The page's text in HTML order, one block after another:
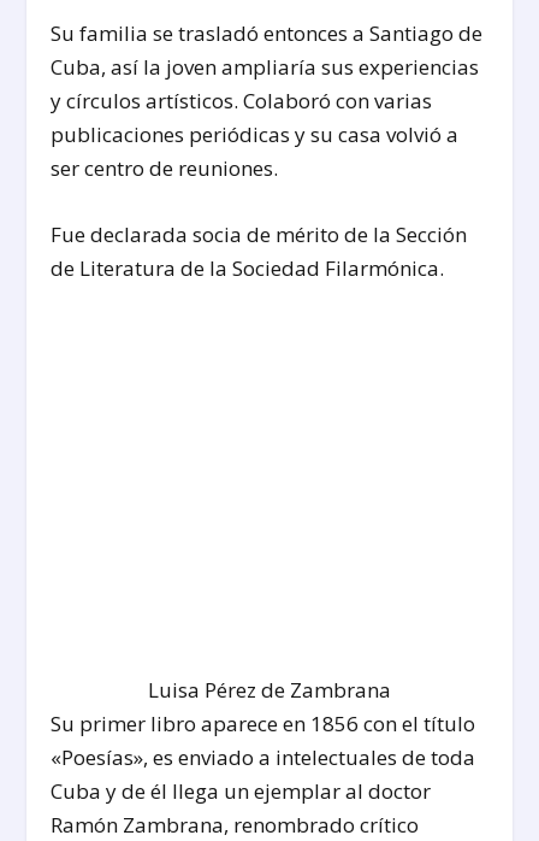
Su familia se trasladó entonces a Santiago de
Cuba, así la joven ampliaría sus experiencias
y círculos artísticos. Colaboró con varias
publicaciones periódicas y su casa volvió a
ser centro de reuniones.
Fue declarada socia de mérito de la Sección
de Literatura de la Sociedad Filarmónica.
Luisa Pérez de Zambrana
Su primer libro aparece en 1856 con el título
«Poesías», es enviado a intelectuales de toda
Cuba y de él llega un ejemplar al doctor
Ramón Zambrana, renombrado crítico